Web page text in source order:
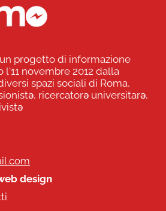
un progetto di informazione
novembre 2012 dalla
spazi sociali di Roma,
ricercatorə universitarə,
design